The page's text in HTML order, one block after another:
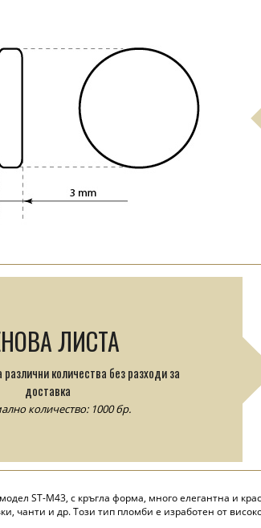
ЛИСТА
количества без разходи за
доставка
количество: 1000 бр.
ST-M43, с кръгла форма, много елегантна и
чанти и др. Този тип пломби е изработен от